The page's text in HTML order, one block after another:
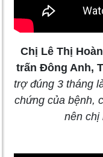
Chị Lê Thị
trấn Đông Anh,
trợ đúng 3 tháng
chứng của bệnh,
nên chị